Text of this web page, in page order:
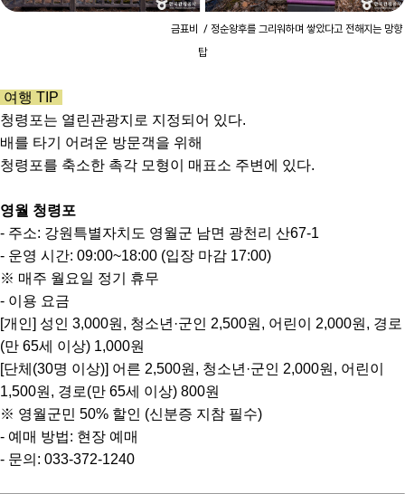
금표비 / 정순왕후를 그리워하며 쌓았다고 전해지는 망향
탑
여행 TIP
청령포는 열린관광지로 지정되어 있다.
배를 타기 어려운 방문객을 위해
청령포를 축소한 촉각 모형이 매표소 주변에 있다.
영월 청령포
- 주소: 강원특별자치도 영월군 남면 광천리 산67-1
- 운영 시간: 09:00~18:00 (입장 마감 17:00)
※ 매주 월요일 정기 휴무
- 이용 요금
[개인] 성인 3,000원, 청소년·군인 2,500원, 어린이 2,000원, 경로
(만 65세 이상) 1,000원
[단체(30명 이상)] 어른 2,500원, 청소년·군인 2,000원, 어린이
1,500원, 경로(만 65세 이상) 800원
※ 영월군민 50% 할인 (신분증 지참 필수)
- 예매 방법: 현장 예매
- 문의: 033-372-1240